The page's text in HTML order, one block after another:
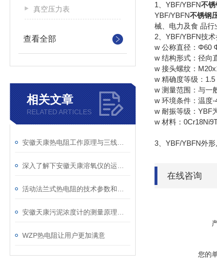
真空压力表
查看全部
相关文章
RELATED ARTICLES
WZP热电阻让用户更加满意
1、YBF/YBFN不
YBF/YBFN不锈钢
械、电力及食 品
2、YBF/YBFN技
w 公称直径：Φ60
w 结构形式：径向
w 接头螺纹：
w 精确度等级：1.5
w 测量范围：与一
w 环境条件：温度
w 耐振等级：YBF
w 材料：
3、YBF/YBFN外
在线咨询
您的